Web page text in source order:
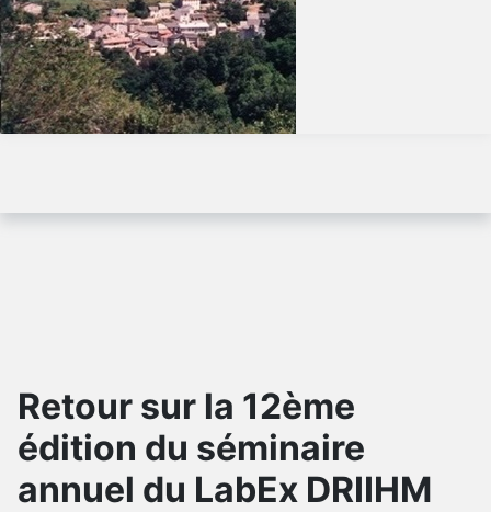
Retour sur la 12ème
édition du séminaire
annuel du LabEx DRIIHM